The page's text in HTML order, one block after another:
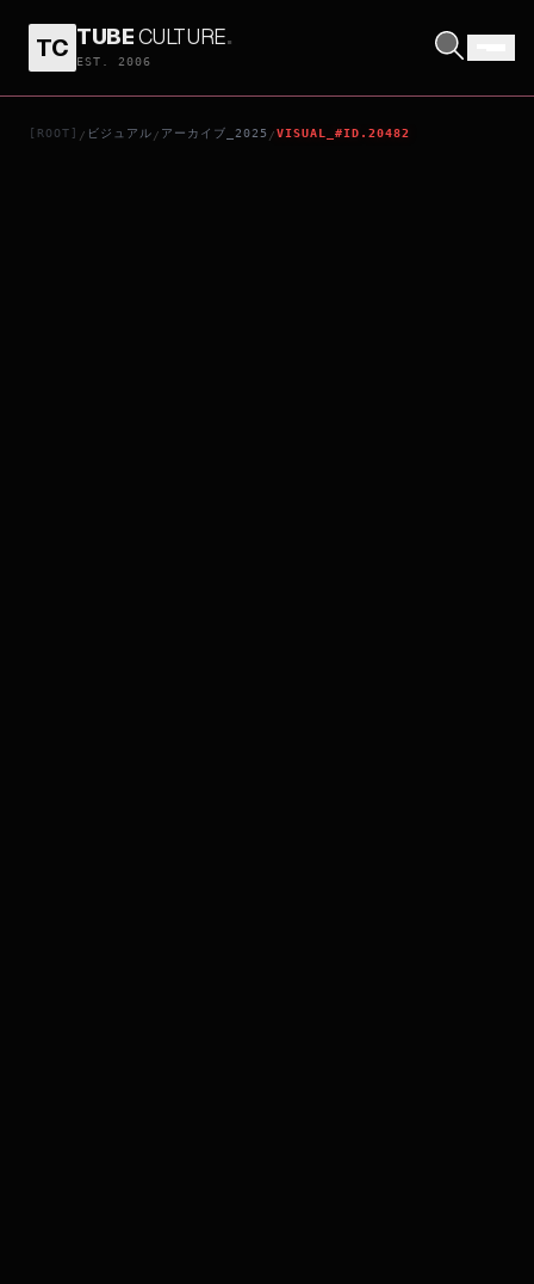
TC TUBECULTURE.
EST. 2006
[ROOT] / ビジュアル / アーカイブ_2025 /VISUAL_#ID.20482
劇場版総集編 ガールズバンドクライ 前編 青春狂走曲